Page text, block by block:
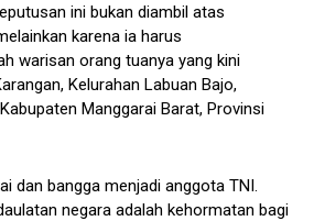
ini bukan diambil atas
karena ia harus
warisan orang tuanya yang kini
Kelurahan Labuan Bajo,
Manggarai Barat, Provinsi
dan bangga menjadi anggota TNI.
negara adalah kehormatan bagi